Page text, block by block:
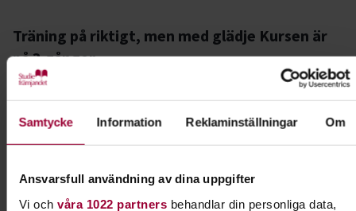
Samtycke Information Reklaminställningar Om
Ansvarsfull användning av dina uppgifter
Vi och våra 1022 partnersbehandlar din personliga data,
Träning på riktigt, men med glädje Kursen är
på 3 gånger
Tisdag 1/9 19.00-20.30
Tisdag 15/9 19:00-20:30
Kursavgift:950 kr + medlemskap i Vallentuna